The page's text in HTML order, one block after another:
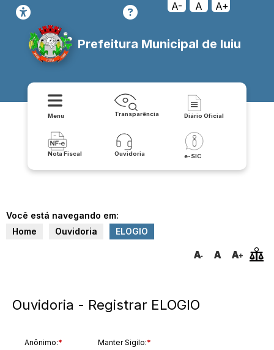
A- A A+
Prefeitura Municipal de Iuiu
Menu Transparência Diário Oficial
Nota Fiscal Ouvidoria e-SIC
Você está navegando em:
Home
Ouvidoria ELOGIO
Ouvidoria - Registrar ELOGIO
Anônimo:* Manter Sigilo:*